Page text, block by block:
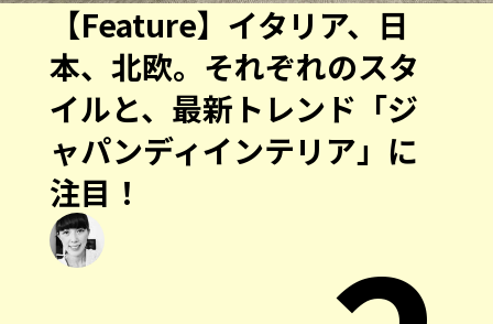
【Feature】イタリア、日
本、北欧。それぞれのスタ
イルと、最新トレンド「ジ
ャパンディインテリア」に
注目！